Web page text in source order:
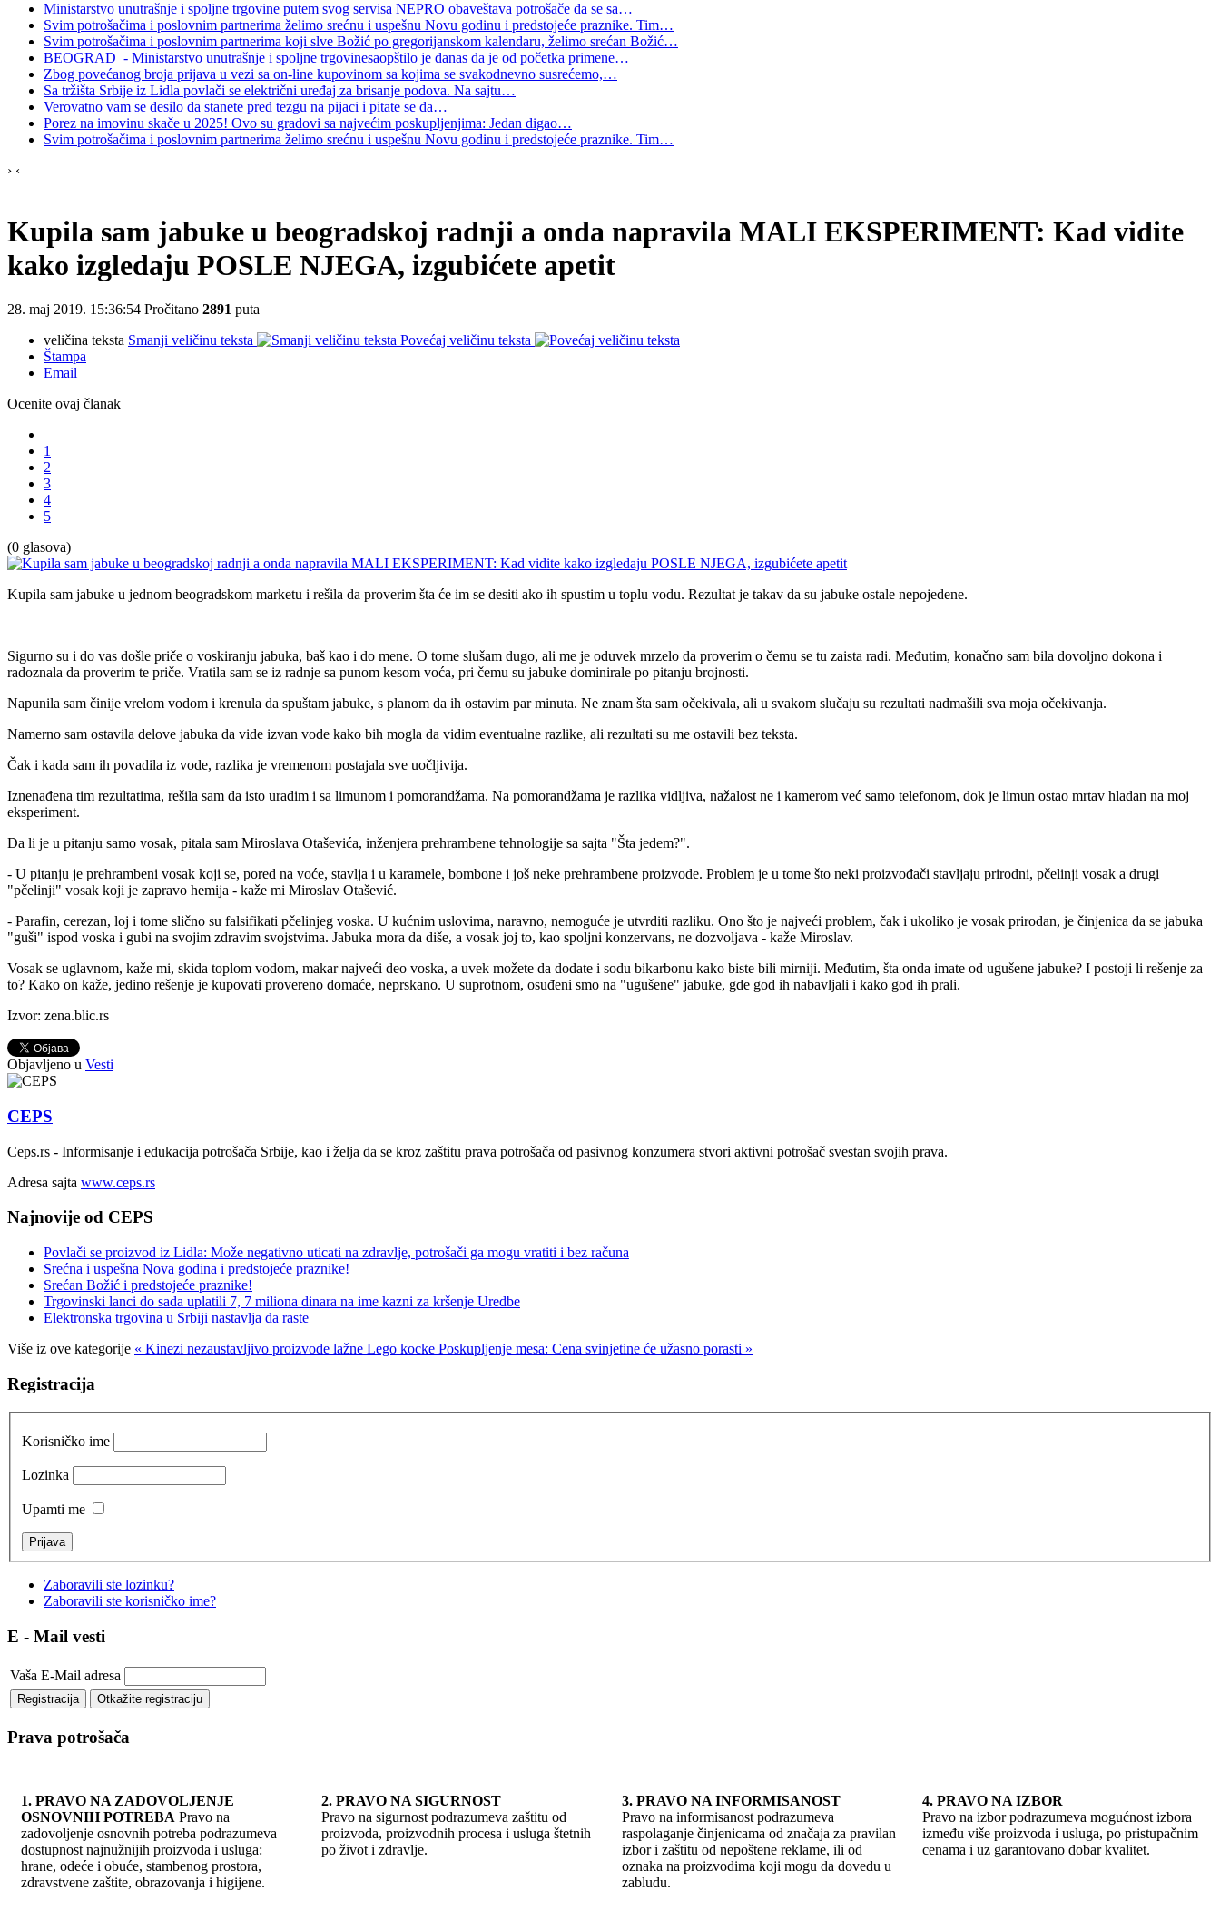
Ministarstvo unutrašnje i spoljne trgovine putem svog servisa NEPRO obaveštava potrošače da se sa…
Svim potrošačima i poslovnim partnerima želimo srećnu i uspešnu Novu godinu i predstojeće praznike. Tim…
Svim potrošačima i poslovnim partnerima koji slve Božić po gregorijanskom kalendaru, želimo srećan Božić…
BEOGRAD - Ministarstvo unutrašnje i spoljne trgovinesaopštilo je danas da je od početka primene…
Zbog povećanog broja prijava u vezi sa on-line kupovinom sa kojima se svakodnevno susrećemo,…
Sa tržišta Srbije iz Lidla povlači se električni uređaj za brisanje podova. Na sajtu…
Verovatno vam se desilo da stanete pred tezgu na pijaci i pitate se da…
Porez na imovinu skače u 2025! Ovo su gradovi sa najvećim poskupljenjima: Jedan digao…
Svim potrošačima i poslovnim partnerima želimo srećnu i uspešnu Novu godinu i predstojeće praznike. Tim…
› ‹
Kupila sam jabuke u beogradskoj radnji a onda napravila MALI EKSPERIMENT: Kad vidite
kako izgledaju POSLE NJEGA, izgubićete apetit
28. maj 2019. 15:36:54 Pročitano 2891 puta
veličina teksta Smanji veličinu teksta
Povećaj veličinu teksta
Štampa
Email
Ocenite ovaj članak
1
2
3
4
5
(0 glasova)
Kupila sam jabuke u jednom beogradskom marketu i rešila da proverim šta će im se desiti ako ih spustim u toplu vodu. Rezultat je takav da su jabuke ostale nepojedene.
Sigurno su i do vas došle priče o voskiranju jabuka, baš kao i do mene. O tome slušam dugo, ali me je oduvek mrzelo da proverim o čemu se tu zaista radi. Međutim, konačno sam bila dovoljno dokona i
radoznala da proverim te priče. Vratila sam se iz radnje sa punom kesom voća, pri čemu su jabuke dominirale po pitanju brojnosti.
Napunila sam činije vrelom vodom i krenula da spuštam jabuke, s planom da ih ostavim par minuta. Ne znam šta sam očekivala, ali u svakom slučaju su rezultati nadmašili sva moja očekivanja.
Namerno sam ostavila delove jabuka da vide izvan vode kako bih mogla da vidim eventualne razlike, ali rezultati su me ostavili bez teksta.
Čak i kada sam ih povadila iz vode, razlika je vremenom postajala sve uočljivija.
Iznenađena tim rezultatima, rešila sam da isto uradim i sa limunom i pomorandžama. Na pomorandžama je razlika vidljiva, nažalost ne i kamerom već samo telefonom, dok je limun ostao mrtav hladan na moj
eksperiment.
Da li je u pitanju samo vosak, pitala sam Miroslava Otaševića, inženjera prehrambene tehnologije sa sajta "Šta jedem?".
- U pitanju je prehrambeni vosak koji se, pored na voće, stavlja i u karamele, bombone i još neke prehrambene proizvode. Problem je u tome što neki proizvođači stavljaju prirodni, pčelinji vosak a drugi
"pčelinji" vosak koji je zapravo hemija - kaže mi Miroslav Otašević.
- Parafin, cerezan, loj i tome slično su falsifikati pčelinjeg voska. U kućnim uslovima, naravno, nemoguće je utvrditi razliku. Ono što je najveći problem, čak i ukoliko je vosak prirodan, je činjenica da se jabuka
"guši" ispod voska i gubi na svojim zdravim svojstvima. Jabuka mora da diše, a vosak joj to, kao spoljni konzervans, ne dozvoljava - kaže Miroslav.
Vosak se uglavnom, kaže mi, skida toplom vodom, makar najveći deo voska, a uvek možete da dodate i sodu bikarbonu kako biste bili mirniji. Međutim, šta onda imate od ugušene jabuke? I postoji li rešenje za
to? Kako on kaže, jedino rešenje je kupovati provereno domaće, neprskano. U suprotnom, osuđeni smo na "ugušene" jabuke, gde god ih nabavljali i kako god ih prali.
Izvor: zena.blic.rs
Objavljeno u Vesti
CEPS
Ceps.rs - Informisanje i edukacija potrošača Srbije, kao i želja da se kroz zaštitu prava potrošača od pasivnog konzumera stvori aktivni potrošač svestan svojih prava.
Adresa sajta www.ceps.rs
Najnovije od CEPS
Povlači se proizvod iz Lidla: Može negativno uticati na zdravlje, potrošači ga mogu vratiti i bez računa
Srećna i uspešna Nova godina i predstojeće praznike!
Srećan Božić i predstojeće praznike!
Trgovinski lanci do sada uplatili 7, 7 miliona dinara na ime kazni za kršenje Uredbe
Elektronska trgovina u Srbiji nastavlja da raste
Više iz ove kategorije « Kinezi nezaustavljivo proizvode lažne Lego kocke Poskupljenje mesa: Cena svinjetine će užasno porasti »
Registracija
Korisničko ime
Lozinka
Upamti me
Zaboravili ste lozinku?
Zaboravili ste korisničko ime?
E - Mail vesti
Vaša E-Mail adresa
Prava potrošača
1. PRAVO NA ZADOVOLJENJE
OSNOVNIH POTREBA Pravo na
zadovoljenje osnovnih potreba podrazumeva
dostupnost najnužnijih proizvoda i usluga:
hrane, odeće i obuće, stambenog prostora,
zdravstvene zaštite, obrazovanja i higijene.
2. PRAVO NA SIGURNOST
Pravo na sigurnost podrazumeva zaštitu od
proizvoda, proizvodnih procesa i usluga štetnih
po život i zdravlje.
3. PRAVO NA INFORMISANOST
Pravo na informisanost podrazumeva
raspolaganje činjenicama od značaja za pravilan
izbor i zaštitu od nepoštene reklame, ili od
oznaka na proizvodima koji mogu da dovedu u
zabludu.
4. PRAVO NA IZBOR
Pravo na izbor podrazumeva mogućnost izbora
između više proizvoda i usluga, po pristupačnim
cenama i uz garantovano dobar kvalitet.